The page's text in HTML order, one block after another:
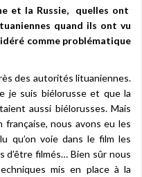
et la Russie, quelles ont
quand ils ont vu
comme problématique
des autorités lituaniennes.
je suis biélorusse et que la
aussi biélorusses. Mais
française, nous avons eu les
qu’on voie dans le film les
filmés… Bien sûr nous
mis en place à la